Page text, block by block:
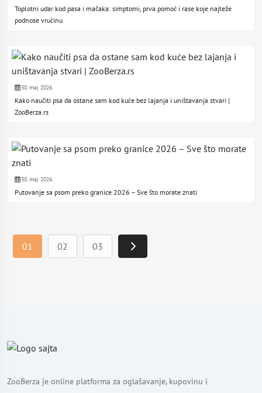
Toplotni udar kod pasa i mačaka: simptomi, prva pomoć i rase koje najteže
podnose vrućinu
30. maj 2026.
Kako naučiti psa da ostane sam kod kuće bez lajanja i uništavanja stvari |
ZooBerza.rs
30. maj 2026.
Putovanje sa psom preko granice 2026 – Sve što morate znati
01 02 03
ZooBerza je online platforma za oglašavanje, kupovinu i